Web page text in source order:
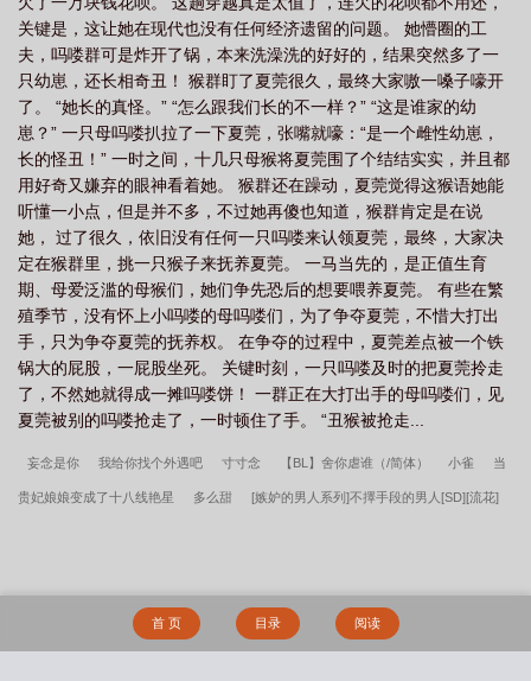
关键是，这让她在现代也没有任何经济遗留的问题。 她懵圈的工
夫，吗喽群可是炸开了锅，本来洗澡洗的好好的，结果突然多了一
只幼崽，还长相奇丑！ 猴群盯了夏莞很久，最终大家嗷一嗓子嚎开
了。 “她长的真怪。” “怎么跟我们长的不一样？” “这是谁家的幼
崽？” 一只母吗喽扒拉了一下夏莞，张嘴就嚎：“是一个雌性幼崽，
长的怪丑！” 一时之间，十几只母猴将夏莞围了个结结实实，并且都
用好奇又嫌弃的眼神看着她。 猴群还在躁动，夏莞觉得这猴语她能
听懂一小点，但是并不多，不过她再傻也知道，猴群肯定是在说
她， 过了很久，依旧没有任何一只吗喽来认领夏莞，最终，大家决
定在猴群里，挑一只猴子来抚养夏莞。 一马当先的，是正值生育
期、母爱泛滥的母猴们，她们争先恐后的想要喂养夏莞。 有些在繁
殖季节，没有怀上小吗喽的母吗喽们，为了争夺夏莞，不惜大打出
手，只为争夺夏莞的抚养权。 在争夺的过程中，夏莞差点被一个铁
锅大的屁股，一屁股坐死。 关键时刻，一只吗喽及时的把夏莞拎走
了，不然她就得成一摊吗喽饼！ 一群正在大打出手的母吗喽们，见
夏莞被别的吗喽抢走了，一时顿住了手。 “丑猴被抢走...
妄念是你 我给你找个外遇吧 寸寸念 【BL】舍你虐谁（/简体） 小雀 当
贵妃娘娘变成了十八线艳星 多么甜 [嫉妒的男人系列]不擇手段的男人[SD][流花]
史视频让古人破大防笔趣阁首发 猫妖师妹太勾人师尊道心碎成渣灵初沈流羽全文无
首 页 目录 阅读